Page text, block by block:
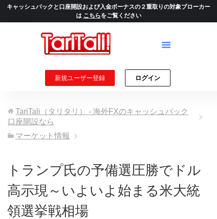
キャッシュバックと口座開設および入金ボーナスの２重取りの対象ブローカー
は こちらをご覧ください
新規ユーザー登録 ログイン
TariTali（タリタリ） - 海外FXのキャッシュバック
口座開設なら
マーケット情報
トランプ氏の予備選圧勝でドル
高示現～いよいよ始まる米大統
領選挙戦相場